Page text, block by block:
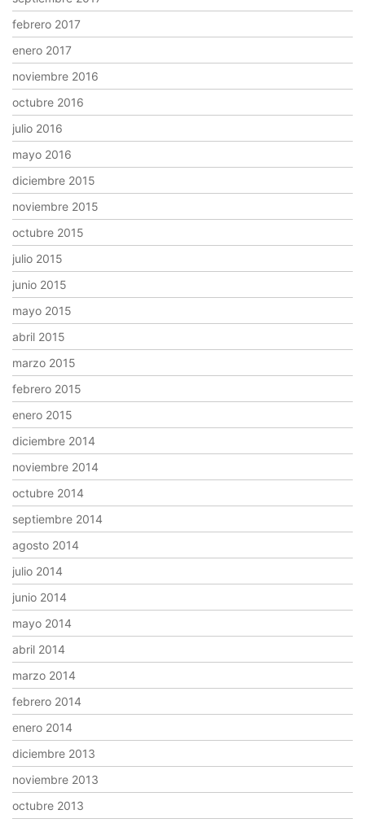
febrero 2017
enero 2017
noviembre 2016
octubre 2016
julio 2016
mayo 2016
diciembre 2015
noviembre 2015
octubre 2015
julio 2015
junio 2015
mayo 2015
abril 2015
marzo 2015
febrero 2015
enero 2015
diciembre 2014
noviembre 2014
octubre 2014
septiembre 2014
agosto 2014
julio 2014
junio 2014
mayo 2014
abril 2014
marzo 2014
febrero 2014
enero 2014
diciembre 2013
noviembre 2013
octubre 2013